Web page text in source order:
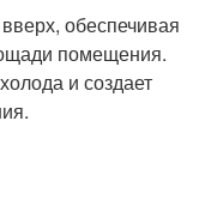
обеспечивая
помещения.
и создает